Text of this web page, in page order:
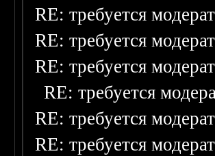
RE: требуется
RE: требуется
RE: требуется
RE: требуется
RE: требуется
RE: требуется